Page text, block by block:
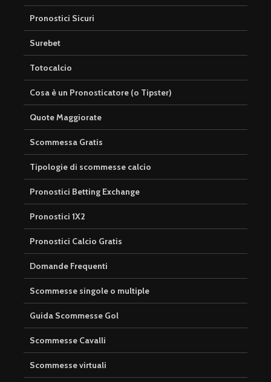
Pronostici Sicuri
Surebet
Totocalcio
Cosa è un Pronosticatore (o Tipster)
Quote Maggiorate
Scommessa Gratis
Tipologie di scommesse calcio
Pronostici Betting Exchange
Pronostici 1X2
Pronostici Calcio Gratis
Domande Frequenti
Scommesse singole o multiple
Guida Scommesse Gol
Scommesse Cavalli
Scommesse virtuali